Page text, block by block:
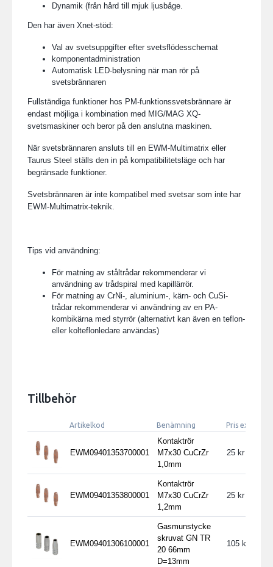
Dynamik (från hård till mjuk ljusbåge.
Den har även Xnet-stöd:
Val av svetsuppgifter efter svetsflödesschemat
komponentadministration
Automatisk LED-belysning när man rör på
svetsbrännaren
Fullständiga funktioner hos PM-funktionssvetsbrännare är
endast möjliga i kombination med MIG/MAG XQ-
svetsmaskiner och beror på den anslutna maskinen.
När svetsbrännaren ansluts till en EWM-Multimatrix eller
Taurus Steel ställs den in på kompatibilitetsläge och har
begränsade funktioner.
Svetsbrännaren är inte kompatibel med svetsar som inte har
EWM-Multimatrix-teknik.
Tips vid användning:
För matning av ståltrådar rekommenderar vi
användning av trådspiral med kapillärrör.
För matning av CrNi-, aluminium-, kärn- och CuSi-
trådar rekommenderar vi användning av en PA-
kombikärna med styrrör (alternativt kan även en teflon-
eller kolteflonledare användas)
Tillbehör
Artikelkod Benämning Pris exkl.
EWM09401353700001
Kontaktrör
M7x30 CuCrZr
1,0mm
25
EWM09401353800001
Kontaktrör
M7x30 CuCrZr
1,2mm
25
EWM09401306100001
Gasmunstycke
skruvat GN TR
20 66mm
D=13mm
105